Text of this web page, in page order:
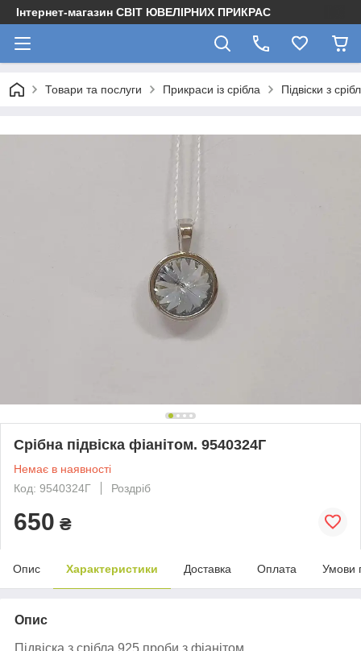
Інтернет-магазин СВІТ ЮВЕЛІРНИХ ПРИКРАС
Товари та послуги Прикраси із срібла Підвіски з
Срібна підвіска фіанітом. 9540324Г
Немає в наявності
Код: 9540324Г
Роздріб
650 ₴
Опис Характеристики Доставка Оплата Умови
Опис
Підвіска з срібла 925 проби з фіанітом